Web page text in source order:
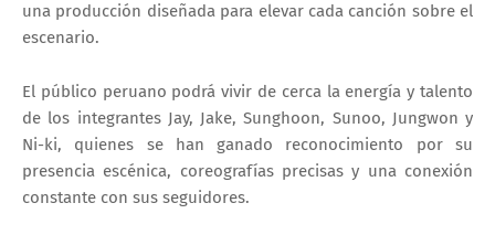
una producción diseñada para elevar cada canción sobre el
escenario.
El público peruano podrá vivir de cerca la energía y talento
de los integrantes Jay, Jake, Sunghoon, Sunoo, Jungwon y
Ni-ki, quienes se han ganado reconocimiento por su
presencia escénica, coreografías precisas y una conexión
constante con sus seguidores.